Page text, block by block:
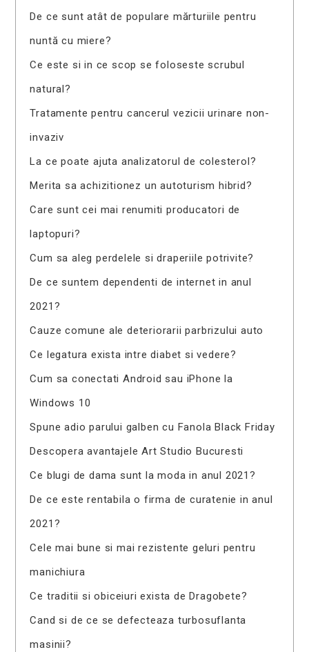
De ce sunt atât de populare mărturiile pentru
nuntă cu miere?
Ce este si in ce scop se foloseste scrubul
natural?
Tratamente pentru cancerul vezicii urinare non-
invaziv
La ce poate ajuta analizatorul de colesterol?
Merita sa achizitionez un autoturism hibrid?
Care sunt cei mai renumiti producatori de
laptopuri?
Cum sa aleg perdelele si draperiile potrivite?
De ce suntem dependenti de internet in anul
2021?
Cauze comune ale deteriorarii parbrizului auto
Ce legatura exista intre diabet si vedere?
Cum sa conectati Android sau iPhone la
Windows 10
Spune adio parului galben cu Fanola Black Friday
Descopera avantajele Art Studio Bucuresti
Ce blugi de dama sunt la moda in anul 2021?
De ce este rentabila o firma de curatenie in anul
2021?
Cele mai bune si mai rezistente geluri pentru
manichiura
Ce traditii si obiceiuri exista de Dragobete?
Cand si de ce se defecteaza turbosuflanta
masinii?